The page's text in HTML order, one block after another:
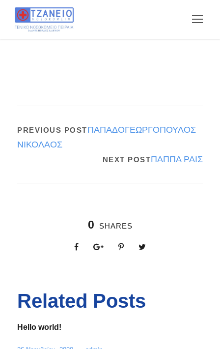
PREVIOUS POSTΠΑΠΑΔΟΓΕΩΡΓΟΠΟΥΛΟΣ
ΝΙΚΟΛΑΟΣ
NEXT POSTΠΑΠΠΑ ΡΑΙΣ
0 SHARES
Related Posts
Hello world!